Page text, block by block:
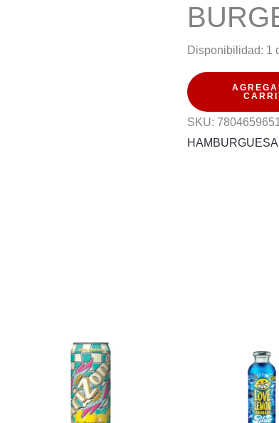
Disponibilidad: 1
HAMBURGUESA
NOT
BURGER
2.0
SKU: